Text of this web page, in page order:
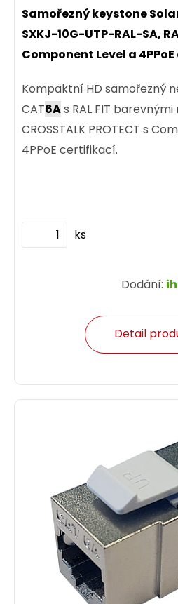
Samořezný keystone
SXKJ-10G-UTP-RAL-SA,
Component Level a
Kompaktní HD samořezný
CAT6As RAL FIT
CROSSTALK PROTECT s
4PPoE certifikací.
ks
Dodání:
Detail